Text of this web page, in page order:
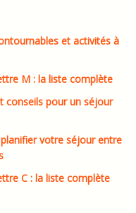
et activités à
M : la liste complète
conseils pour un séjour
votre séjour entre
C : la liste complète